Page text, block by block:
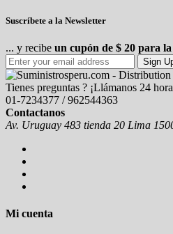
Suscríbete a la Newsletter
... y recibe un cupón de $ 20 para
Sign
Tienes preguntas ? ¡Llámanos 24
01-7234377 / 962544363
Contactanos
Av. Uruguay 483 tienda 20 Lima
Mi cuenta